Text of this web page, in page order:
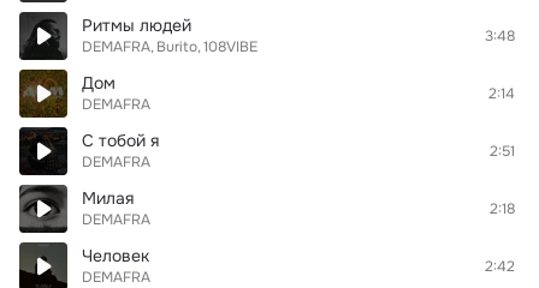
Ритмы людей
DEMAFRA Burito 108VIBE
3:48
Дом
DEMAFRA
2:14
С тобой я
DEMAFRA
2:51
Милая
DEMAFRA
2:18
Человек
DEMAFRA
2:42